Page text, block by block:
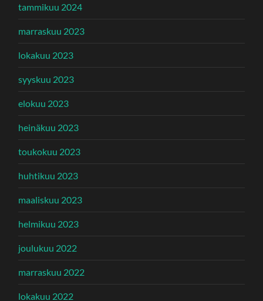
tammikuu 2024
marraskuu 2023
lokakuu 2023
syyskuu 2023
elokuu 2023
heinäkuu 2023
toukokuu 2023
huhtikuu 2023
maaliskuu 2023
helmikuu 2023
joulukuu 2022
marraskuu 2022
lokakuu 2022